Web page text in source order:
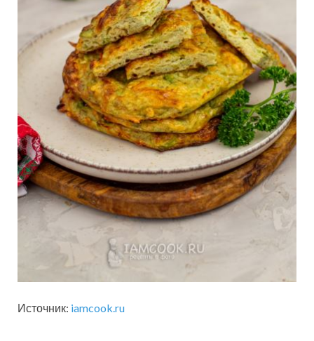
Источник: iamcook.ru